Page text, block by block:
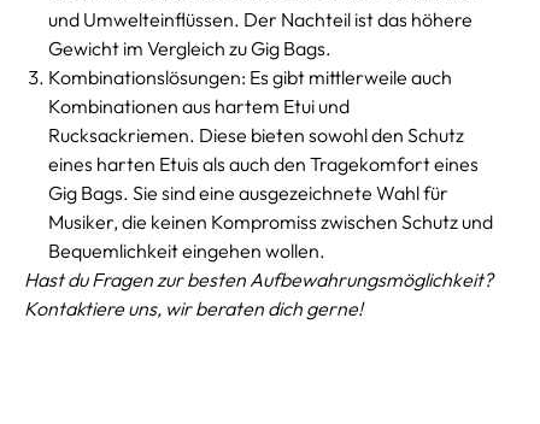
und Umwelteinflüssen. Der Nachteil ist das höhere
Gewicht im Vergleich zu Gig Bags.
Kombinationslösungen: Es gibt mittlerweile auch
Kombinationen aus hartem Etui und
Rucksackriemen. Diese bieten sowohl den Schutz
eines harten Etuis als auch den Tragekomfort eines
Gig Bags. Sie sind eine ausgezeichnete Wahl für
Musiker, die keinen Kompromiss zwischen Schutz und
Bequemlichkeit eingehen wollen.
Hast du Fragen zur besten Aufbewahrungsmöglichkeit?
Kontaktiere uns, wir beraten dich gerne!